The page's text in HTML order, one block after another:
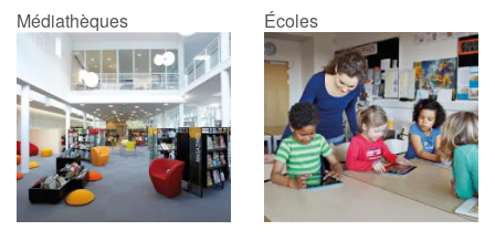
Médiathèques Écoles